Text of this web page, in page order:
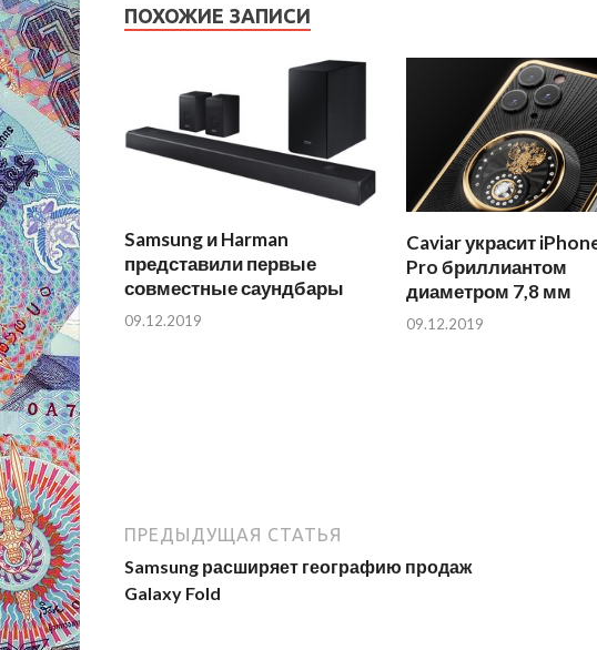
ПОХОЖИЕ ЗАПИСИ
Samsung и Harman
представили первые
совместные саундбары
09.12.2019
Caviar украсит
Pro бриллиантом
диаметром 7,8 мм
09.12.2019
ПРЕДЫДУЩАЯ СТАТЬЯ
Samsung расширяет географию продаж
Galaxy Fold